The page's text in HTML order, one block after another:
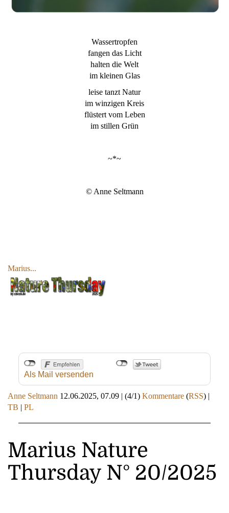
Wassertropfen
fangen das Licht
halten die Welt
im kleinen Glas
leise tanzt Natur
im winzigen Kreis
flüstert vom Leben
im stillen Grün
~*~
© Anne Seltmann
Marius...
Als Mail versenden
Anne Seltmann 12.06.2025, 07.09 | (4/1) Kommentare (RSS) |
TB | PL
Marius Nature
Thursday N° 20/2025